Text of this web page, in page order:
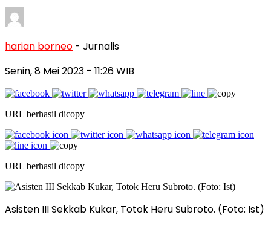
harian borneo - Jurnalis
Senin, 8 Mei 2023 - 11:26 WIB
URL berhasil dicopy
URL berhasil dicopy
Asisten III Sekkab Kukar, Totok Heru Subroto. (Foto: Ist)